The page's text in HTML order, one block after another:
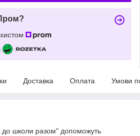
Доставка Оплата Умови
до школи разом" допоможуть